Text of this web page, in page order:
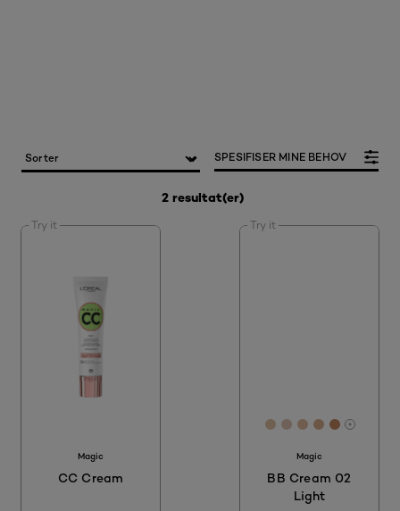
2 resultat(er)
SPESIFISER MINE BEHOV
Try it
Magic
CC Cream
Try it
[Color]: #E0C1A5
[Color]:
[Color]:
[Color]:
[Color]:
More
Magic
BB Cream 02
Light